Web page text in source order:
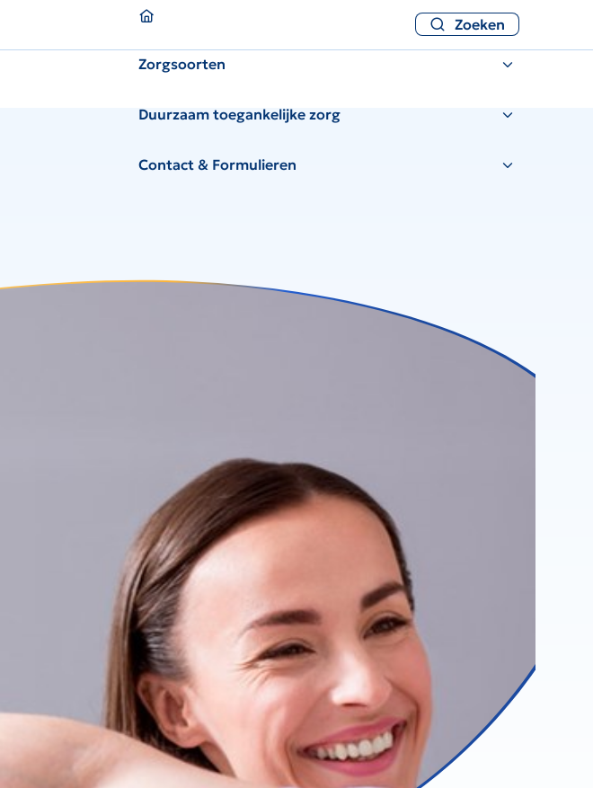
Zoeken
Zorgsoorten
Duurzaam toegankelijke zorg
Contact & Formulieren